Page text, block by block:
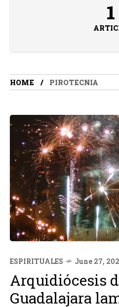
1
HOME PIROTECNIA
ESPIRITUALES June 27,
Arquidiócesis
Guadalajara